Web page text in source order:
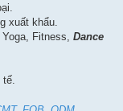
xuất khẩu.
Fitness, Dance